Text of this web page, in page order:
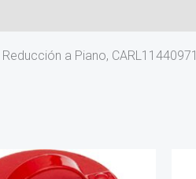
a Piano, CARL11440971